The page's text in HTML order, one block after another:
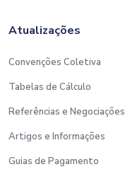
Atualizações
Convenções Coletiva
Tabelas de Cálculo
Referências e Negociações
Artigos e Informações
Guias de Pagamento